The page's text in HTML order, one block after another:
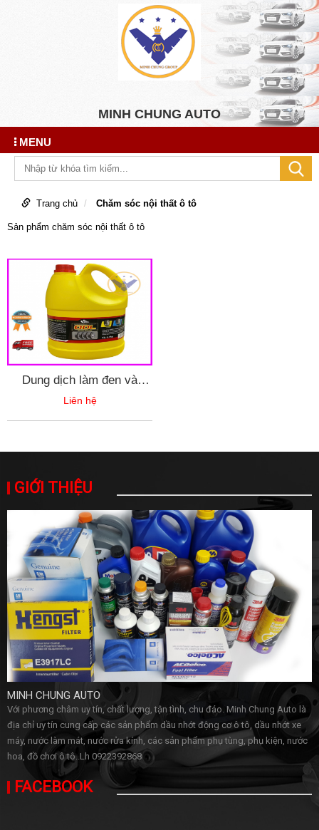
MINH CHUNG AUTO
MENU
Trang chủ Chăm sóc nội thất ô tô
Sản phẩm chăm sóc nội thất ô tô
Dung dịch làm đen và
dưỡng bóng lốp xe ô tô, xe
Liên hệ
GIỚI THIỆU
MINH CHUNG AUTO
Với phương châm uy tín, chất lượng, tận tình, chu đáo. Minh Chung Auto là
địa chỉ uy tín cung cấp các sản phẩm dầu nhớt động cơ ô tô, dầu nhớt xe
máy, nước làm mát, nước rửa kính, các sản phẩm phụ tùng, phụ kiện, nước
hoa, đồ chơi ô tô..Lh 0922392868
FACEBOOK